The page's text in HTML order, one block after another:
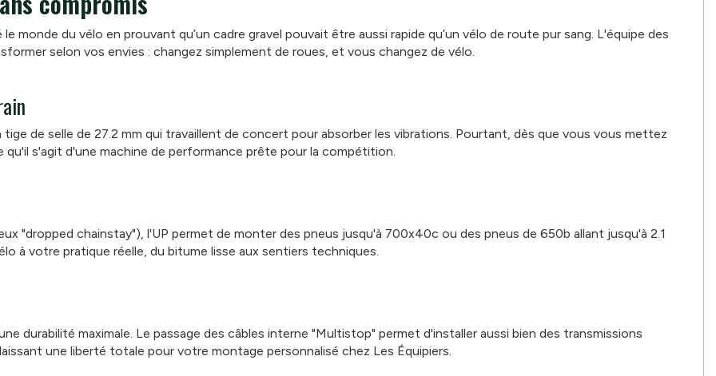
monde du vélo en prouvant qu’un cadre gravel pouvait être aussi rapide qu’un vélo de route pur sang. L'équipe des
selon vos envies : changez simplement de roues, et vous changez de vélo.
de selle de 27.2 mm qui travaillent de concert pour absorber les vibrations. Pourtant, dès que vous vous mettez
qu'il s'agit d'une machine de performance prête pour la compétition.
"dropped chainstay"), l'UP permet de monter des pneus jusqu'à 700x40c ou des pneus de 650b allant jusqu'à 2.1
à votre pratique réelle, du bitume lisse aux sentiers techniques.
durabilité maximale. Le passage des câbles interne "Multistop" permet d'installer aussi bien des transmissions
une liberté totale pour votre montage personnalisé chez Les Équipiers.